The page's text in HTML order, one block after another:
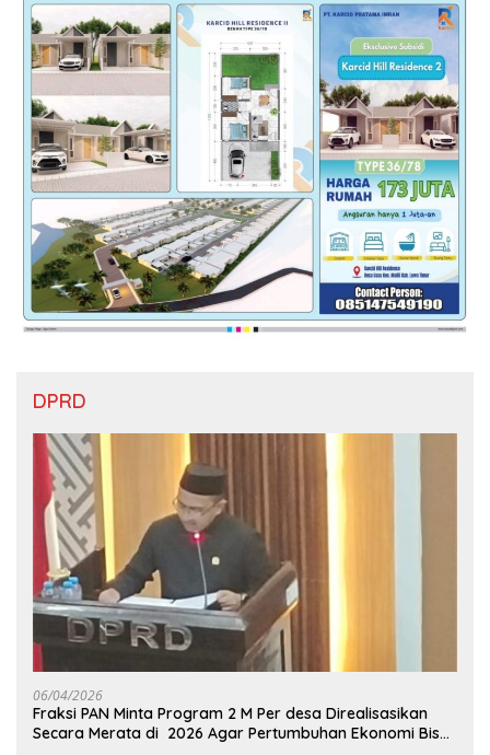
DPRD
06/04/2026
Fraksi PAN Minta Program 2 M Per desa Direalisasikan
Secara Merata di 2026 Agar Pertumbuhan Ekonomi Bisa